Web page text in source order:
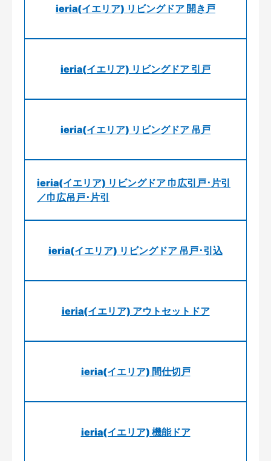
ieria(イエリア) リビングドア 開き戸
ieria(イエリア) リビングドア 引戸
ieria(イエリア) リビングドア 吊戸
ieria(イエリア) リビングドア 巾広引戸･片引
／巾広吊戸･片引
ieria(イエリア) リビングドア 吊戸･引込
ieria(イエリア) アウトセットドア
ieria(イエリア) 間仕切戸
ieria(イエリア) 機能ドア